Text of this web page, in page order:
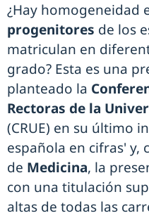
¿Hay homogeneidad
progenitores de los
matriculan en
grado? Esta es una
planteado la
Rectoras de la
(CRUE) en su último
española en cifras' y,
de Medicina, la
con una titulación
altas de todas las